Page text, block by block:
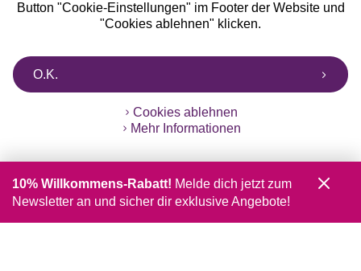
Button "Cookie-Einstellungen" im Footer der Website und
"Cookies ablehnen" klicken.
O.K.
Cookies ablehnen
Mehr Informationen
10% Willkommens-Rabatt! Melde dich jetzt zum
Newsletter an und sicher dir exklusive Angebote!